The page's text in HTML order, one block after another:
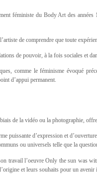
féministe du Body Art des
de comprendre que toute
de pouvoir, à la fois sociales et
comme le féminisme évoqué
d’appui permanent.
de la vidéo ou la photographie,
puissante d’expression et
ou universels telle que la
travail l’oeuvre Only the sun was
et leurs souhaits pour un avenir